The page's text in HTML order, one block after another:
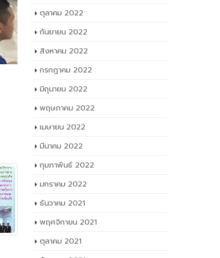
ตุลาคม 2022
กันยายน 2022
สิงหาคม 2022
กรกฎาคม 2022
มิถุนายน 2022
พฤษภาคม 2022
เมษายน 2022
มีนาคม 2022
กุมภาพันธ์ 2022
มกราคม 2022
ธันวาคม 2021
พฤศจิกายน 2021
ตุลาคม 2021